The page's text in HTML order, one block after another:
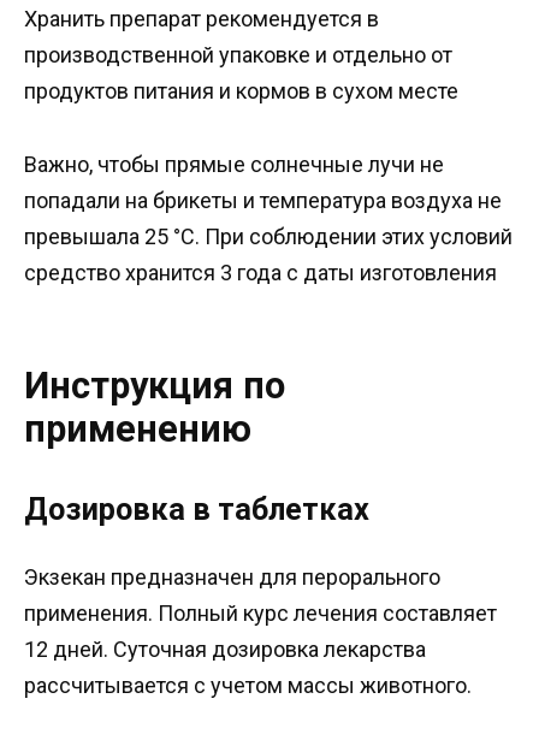
Хранить препарат рекомендуется в
производственной упаковке и отдельно от
продуктов питания и кормов в сухом месте
Важно, чтобы прямые солнечные лучи не
попадали на брикеты и температура воздуха не
превышала 25 °C. При соблюдении этих условий
средство хранится 3 года с даты изготовления
Инструкция по
применению
Дозировка в таблетках
Экзекан предназначен для перорального
применения. Полный курс лечения составляет
12 дней. Суточная дозировка лекарства
рассчитывается с учетом массы животного.